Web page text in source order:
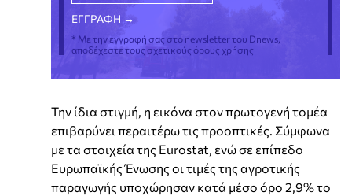
* Με την εγγραφή σας στο newsletter του Dnews,
αποδέχεστε τους σχετικούς όρους χρήσης
Την ίδια στιγμή, η εικόνα στον πρωτογενή τομέα
επιβαρύνει περαιτέρω τις προοπτικές. Σύμφωνα
με τα στοιχεία της Eurostat, ενώ σε επίπεδο
Ευρωπαϊκής Ένωσης οι τιμές της αγροτικής
παραγωγής υποχώρησαν κατά μέσο όρο 2,9% το